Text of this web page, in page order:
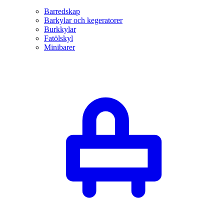
Barredskap
Barkylar och kegeratorer
Burkkylar
Fatölskyl
Minibarer